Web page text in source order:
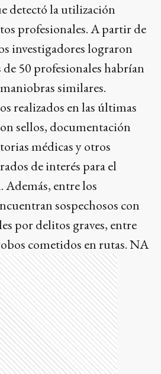
detectó la utilización
profesionales. A partir de
investigadores lograron
de 50 profesionales habrían
similares.
realizados en las últimas
sellos, documentación
médicas y otros
de interés para el
Además, entre los
sospechosos con
por delitos graves, entre
cometidos en rutas. NA